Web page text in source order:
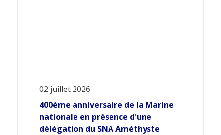
02 juillet 2026
400ème anniversaire de la Marine
nationale en présence d'une
délégation du SNA Améthyste